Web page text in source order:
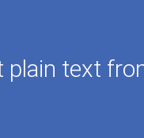
plain text